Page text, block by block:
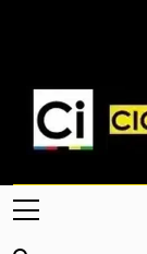
Web
Crónicas,